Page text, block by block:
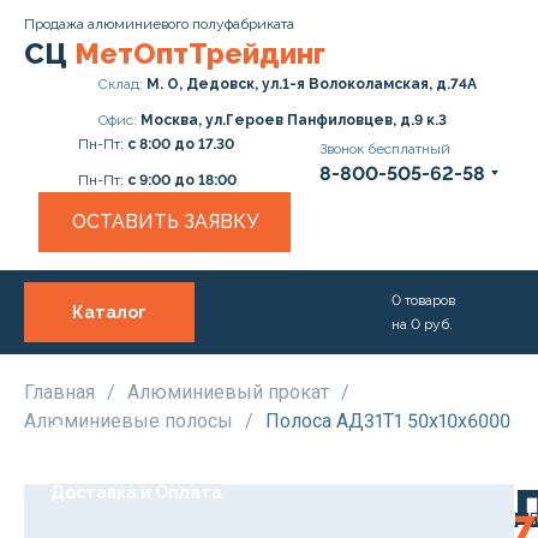
Продажа алюминиевого полуфабриката
СЦ МетОптТрейдинг
Склад: М. О, Дедовск, ул.1-я Волоколамская, д.74А
Офис: Москва, ул.Героев Панфиловцев, д.9 к.3
Пн-Пт: с 8:00 до 17.30
Пн-Пт: с 9:00 до 18:00
Звонок бесплатный
8-800-505-62-58
ОСТАВИТЬ ЗАЯВКУ
Каталог
Прайс
Доставка и Оплата
0 товаров
на 0 руб.
Главная / Алюминиевый прокат /
Алюминиевые полосы
/ Полоса АД31Т1 50х10х6000